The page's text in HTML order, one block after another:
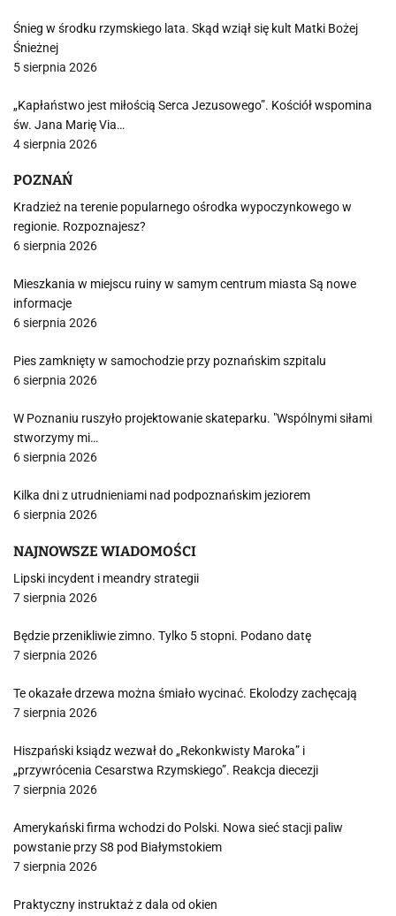
Śnieg w środku rzymskiego lata. Skąd wziął się kult Matki Bożej
Śnieżnej
5 sierpnia 2026
„Kapłaństwo jest miłością Serca Jezusowego”. Kościół wspomina
św. Jana Marię Via…
4 sierpnia 2026
POZNAŃ
Kradzież na terenie popularnego ośrodka wypoczynkowego w
regionie. Rozpoznajesz?
6 sierpnia 2026
Mieszkania w miejscu ruiny w samym centrum miasta Są nowe
informacje
6 sierpnia 2026
Pies zamknięty w samochodzie przy poznańskim szpitalu
6 sierpnia 2026
W Poznaniu ruszyło projektowanie skateparku. "Wspólnymi siłami
stworzymy mi…
6 sierpnia 2026
Kilka dni z utrudnieniami nad podpoznańskim jeziorem
6 sierpnia 2026
NAJNOWSZE WIADOMOŚCI
Lipski incydent i meandry strategii
7 sierpnia 2026
Będzie przenikliwie zimno. Tylko 5 stopni. Podano datę
7 sierpnia 2026
Te okazałe drzewa można śmiało wycinać. Ekolodzy zachęcają
7 sierpnia 2026
Hiszpański ksiądz wezwał do „Rekonkwisty Maroka” i
„przywrócenia Cesarstwa Rzymskiego”. Reakcja diecezji
7 sierpnia 2026
Amerykański firma wchodzi do Polski. Nowa sieć stacji paliw
powstanie przy S8 pod Białymstokiem
7 sierpnia 2026
Praktyczny instruktaż z dala od okien